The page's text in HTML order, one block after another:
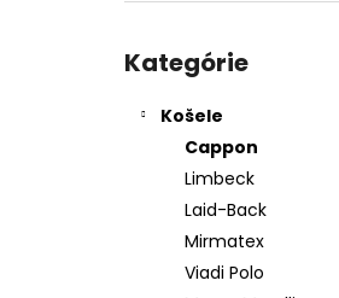
kategórie
Kategórie
Košele
Cappon
Limbeck
Laid-Back
Mirmatex
Viadi Polo
KOŠEĽA K067-A08